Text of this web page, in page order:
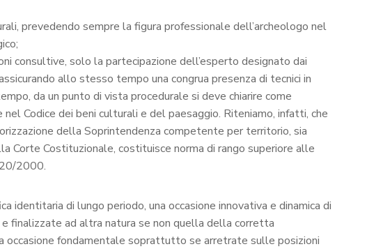
prevedendo sempre la figura professionale dell’archeologo nel
consultive, solo la partecipazione dell’esperto designato dai
allo stesso tempo una congrua presenza di tecnici in
da un punto di vista procedurale si deve chiarire come
Codice dei beni culturali e del paesaggio. Riteniamo, infatti, che
della Soprintendenza competente per territorio, sia
Corte Costituzionale, costituisce norma di rango superiore alle
2000.
identitaria di lungo periodo, una occasione innovativa e dinamica di
finalizzate ad altra natura se non quella della corretta
fondamentale soprattutto se arretrate sulle posizioni